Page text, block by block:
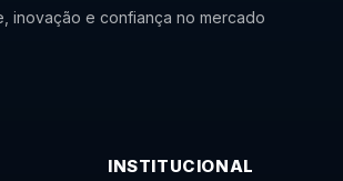
inovação e confiança no mercado
INSTITUCIONAL